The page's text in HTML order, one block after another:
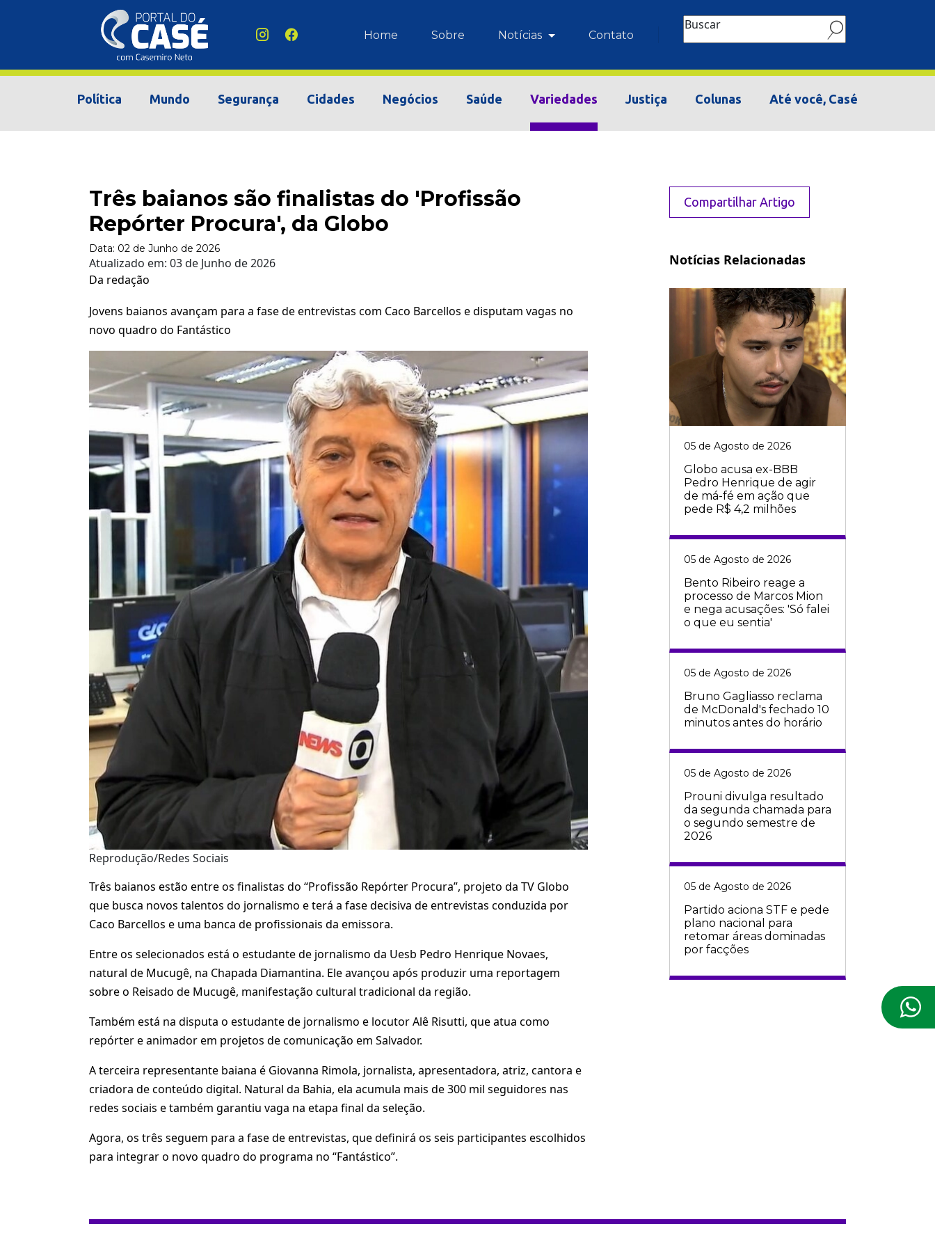
Home Sobre Notícias Contato
Buscar
Política Mundo Segurança Cidades Negócios Saúde Variedades Justiça Colunas Até você, Casé
Três baianos são finalistas do 'Profissão
Repórter Procura', da Globo
Data: 02 de Junho de 2026
Atualizado em: 03 de Junho de 2026
Da redação
Jovens baianos avançam para a fase de entrevistas com Caco Barcellos e disputam vagas no
novo quadro do Fantástico
Reprodução/Redes Sociais
Três baianos estão entre os finalistas do “Profissão Repórter Procura”, projeto da TV Globo
que busca novos talentos do jornalismo e terá a fase decisiva de entrevistas conduzida por
Caco Barcellos e uma banca de profissionais da emissora.
Entre os selecionados está o estudante de jornalismo da Uesb Pedro Henrique Novaes,
natural de Mucugê, na Chapada Diamantina. Ele avançou após produzir uma reportagem
sobre o Reisado de Mucugê, manifestação cultural tradicional da região.
Também está na disputa o estudante de jornalismo e locutor Alê Risutti, que atua como
repórter e animador em projetos de comunicação em Salvador.
A terceira representante baiana é Giovanna Rimola, jornalista, apresentadora, atriz, cantora e
criadora de conteúdo digital. Natural da Bahia, ela acumula mais de 300 mil seguidores nas
redes sociais e também garantiu vaga na etapa final da seleção.
Agora, os três seguem para a fase de entrevistas, que definirá os seis participantes escolhidos
para integrar o novo quadro do programa no “Fantástico”.
Compartilhar Artigo
Notícias Relacionadas
05 de Agosto de 2026
Globo acusa ex-BBB
Pedro Henrique de agir
de má-fé em ação que
pede R$ 4,2 milhões
05 de Agosto de 2026
Bento Ribeiro reage a
processo de Marcos Mion
e nega acusações: 'Só falei
o que eu sentia'
05 de Agosto de 2026
Bruno Gagliasso reclama
de McDonald's fechado 10
minutos antes do horário
05 de Agosto de 2026
Prouni divulga resultado
da segunda chamada para
o segundo semestre de
2026
05 de Agosto de 2026
Partido aciona STF e pede
plano nacional para
retomar áreas dominadas
por facções